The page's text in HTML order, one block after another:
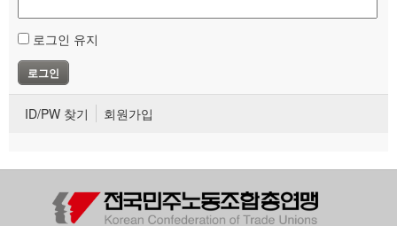
로그인 유지
ID/PW 찾기 회원가입